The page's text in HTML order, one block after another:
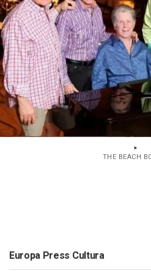
THE BEACH
Europa Press Cultura